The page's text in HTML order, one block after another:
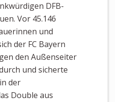
DFB-
Vor 45.146
und
der FC Bayern
den Außenseiter
und sicherte
der
Double aus